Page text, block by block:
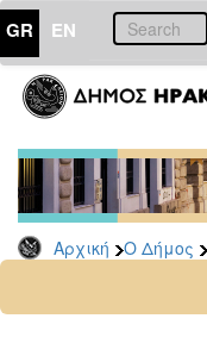
GR EN
Αρχική Ο Δήμος
ΔΗΜΟΣ
Διακηρύξεις
-
Δημοπρασίες
Αρχείο
2025